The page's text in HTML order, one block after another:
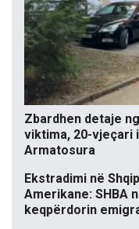
Zbardhen detaje
viktima, 20-vjeçari
Armatosura
Ekstradimi në
Amerikane: SHBA
keqpërdorin